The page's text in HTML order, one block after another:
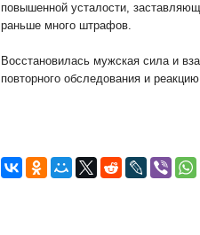
повышенной усталости,
раньше много штрафов.
Восстановилась мужская сила и
повторного обследования и